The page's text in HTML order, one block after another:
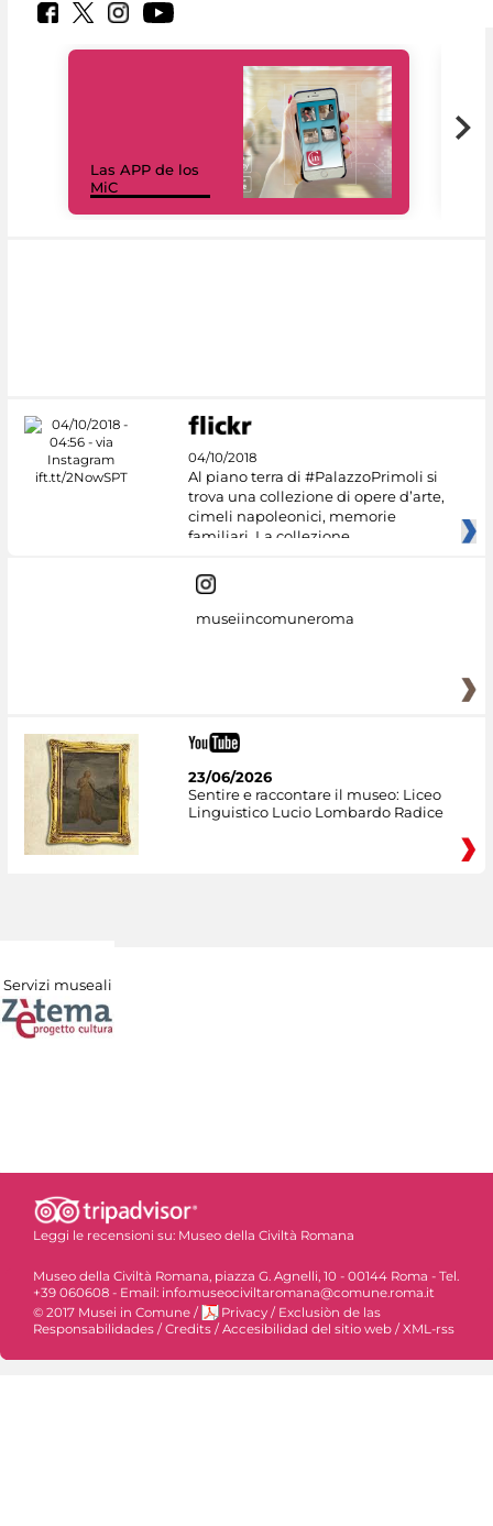
Las APP de los
MiC
04/10/2018
Al piano terra di #PalazzoPrimoli si
trova una collezione di opere d’arte,
cimeli napoleonici, memorie
familiari. La collezione
museiincomuneroma
23/06/2026
Sentire e raccontare il museo: Liceo
Linguistico Lucio Lombardo Radice
Servizi museali
Leggi le recensioni su: Museo della Civiltà Romana
Museo della Civiltà Romana, piazza G. Agnelli, 10 - 00144 Roma - Tel.
+39 060608 - Email: info.museociviltaromana@comune.roma.it
© 2017 Musei in Comune / Privacy / Exclusiòn de las
Responsabilidades / Credits / Accesibilidad del sitio web / XML-rss